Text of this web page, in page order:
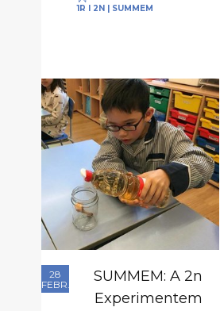
1R I 2N SUMMEM
28
FEBR.
SUMMEM: A 2n
Experimentem